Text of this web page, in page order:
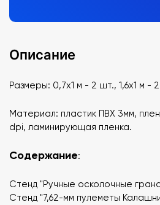
Описание
Размеры: 0,7х1 м - 2 шт., 1,6х1 м -
Материал: пластик ПВХ 3мм,
dpi, ламинирующая пленка.
Содержание:
Стенд "Ручные осколочные
Стенд "7,62-мм пулеметы